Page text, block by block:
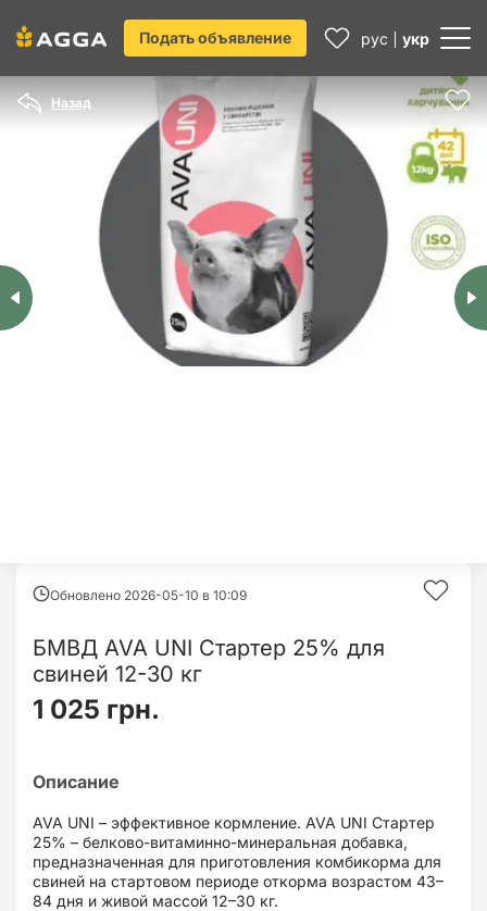
Подать объявление рус укр
Назад
Обновлено 2026-05-10 в 10:09
БМВД AVA UNI Стартер 25% для
свиней 12-30 кг
1 025 грн.
AVA UNI – эффективное кормление. AVA UNI Стартер
25% – белково-витаминно-минеральная добавка,
предназначенная для приготовления комбикорма для
свиней на стартовом периоде откорма возрастом 43–
84 дня и живой массой 12–30 кг.